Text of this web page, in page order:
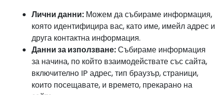
Лични данни: Можем да събираме информация,
която идентифицира вас, като име, имейл адрес и
друга контактна информация.
Данни за използване:Събираме информация
за начина, по който взаимодействате със сайта,
включително IP адрес, тип браузър, страници,
които посещавате, и времето, прекарано на